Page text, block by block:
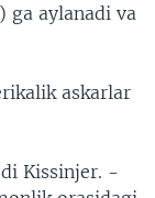
ga aylanadi va
askarlar
Kissinjer. -